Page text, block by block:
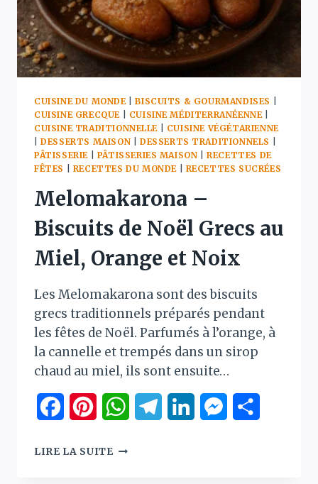
CUISINE DU MONDE|BISCUITS & GOURMANDISES
CUISINE GRECQUE| CUISINE MÉDITERRANÉENNE|
CUISINE TRADITIONNELLE
CUISINE VÉGÉTARIENNE
|DESSERTS MAISON DESSERTS TRADITIONNELS
PÂTISSERIE| PÂTISSERIES MAISON |RECETTES DE
FÊTES
RECETTES DU MONDE| RECETTES SUCRÉES
Melomakarona –
Biscuits de Noël Grecs au
Miel, Orange et Noix
Les Melomakarona sont des biscuits
grecs traditionnels préparés pendant
les fêtes de Noël. Parfumés à l’orange, à
la cannelle et trempés dans un sirop
chaud au miel, ils sont ensuite…
FacebookPinterestWhatsAppTelegramLinkedInMessenger
LIRE LA SUITEMELOMAKARONA